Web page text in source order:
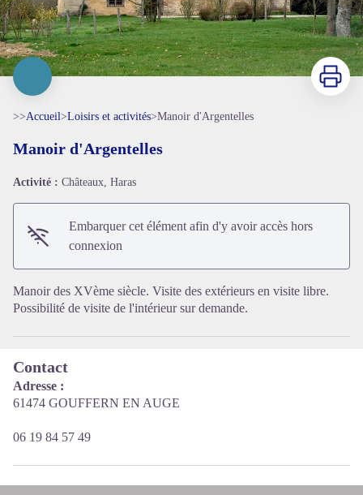
Voir l'image en plein écran
Imprimer
>>Accueil>Loisirs et activités>Manoir d'Argentelles
Manoir d'Argentelles
Activité : Châteaux, Haras
Embarquer cet élément afin d'y avoir accès hors
connexion
Manoir des XVème siècle. Visite des extérieurs en visite libre.
Possibilité de visite de l'intérieur sur demande.
Contact
Adresse :
61474 GOUFFERN EN AUGE
06 19 84 57 49